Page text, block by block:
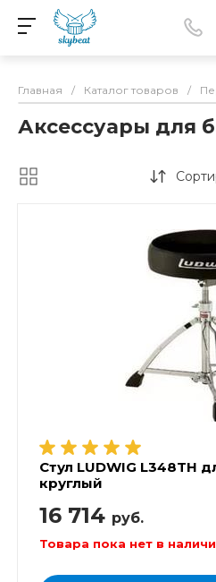
Главная / Каталог товаров /
Аксессуары для
Стул LUDWIG L348TH
круглый
16 714 руб.
Товара пока нет в